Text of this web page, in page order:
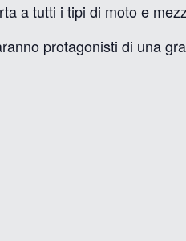
a tutti i tipi di moto e
protagonisti di una